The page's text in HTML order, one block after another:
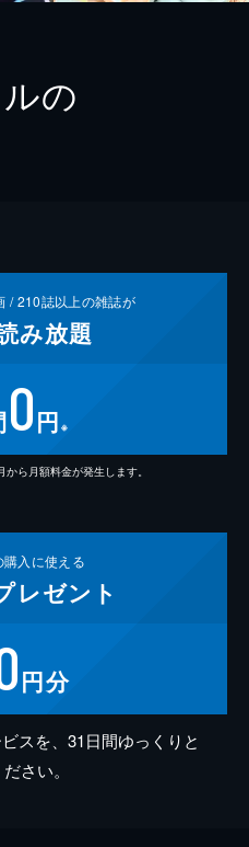
の
/210誌以上の雑誌が
み放題
0円 ※
ら月額料金が発生します。
購入に使える
レゼント
円分
スを、31日間ゆっくりと
さい。